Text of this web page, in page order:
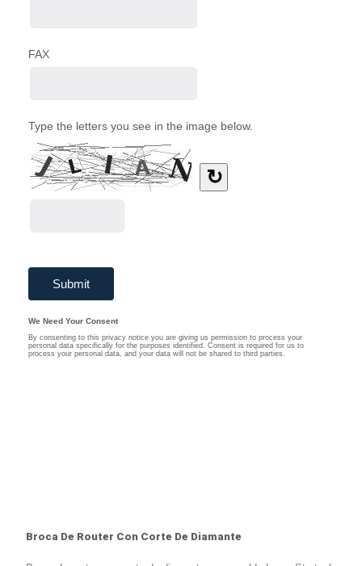
Broca De Router Con Corte De Diamante